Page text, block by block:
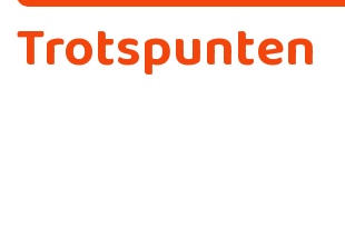
Trotspunten